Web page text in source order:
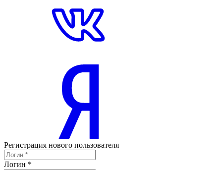
Регистрация нового пользователя
Логин *